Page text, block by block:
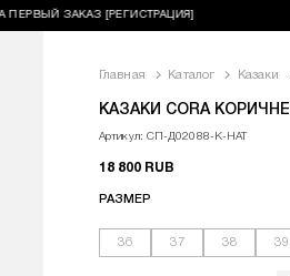
ЗАКАЗ [РЕГИСТРАЦИЯ]
Главная Каталог Казаки
КАЗАКИ CORA
<p>Казаки CORA
Артикул: СП-Д02088-К-НАТ
18 800 RUB
РАЗМЕР
36 37 38 39